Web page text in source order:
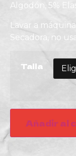
Algodón, 5%
Lavar a
Secadora, no
Talla
Añadir al